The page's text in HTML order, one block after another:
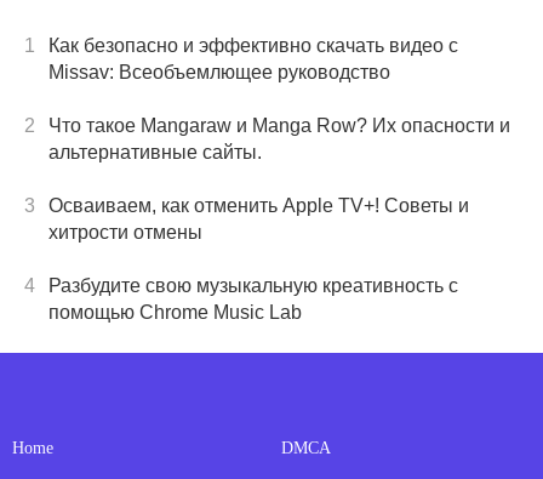
1
Как безопасно и эффективно скачать видео с
Missav: Всеобъемлющее руководство
2
Что такое Mangaraw и Manga Row? Их опасности и
альтернативные сайты.
3
Осваиваем, как отменить Apple TV+! Советы и
хитрости отмены
4
Разбудите свою музыкальную креативность с
помощью Chrome Music Lab
Home DMCA